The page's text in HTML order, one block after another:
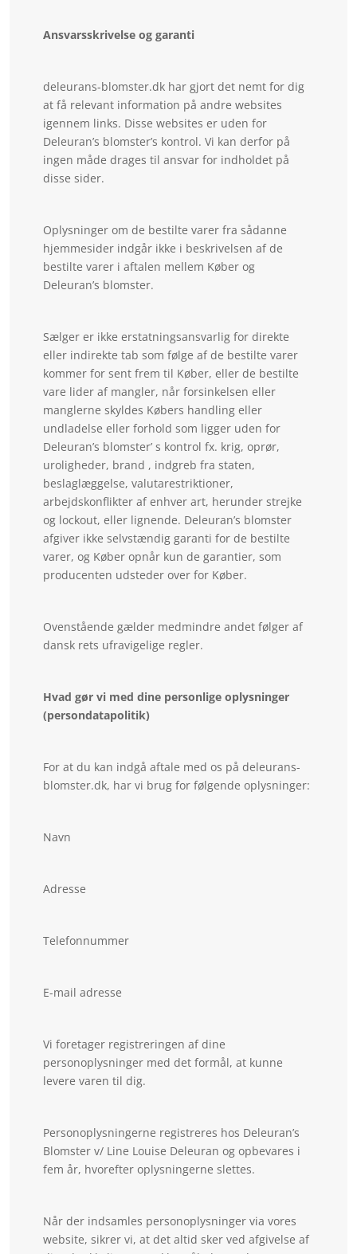
Ansvarsskrivelse og garanti
deleurans-blomster.dk har gjort det nemt for dig
at få relevant information på andre websites
igennem links. Disse websites er uden for
Deleuran’s blomster’s kontrol. Vi kan derfor på
ingen måde drages til ansvar for indholdet på
disse sider.
Oplysninger om de bestilte varer fra sådanne
hjemmesider indgår ikke i beskrivelsen af de
bestilte varer i aftalen mellem Køber og
Deleuran’s blomster.
Sælger er ikke erstatningsansvarlig for direkte
eller indirekte tab som følge af de bestilte varer
kommer for sent frem til Køber, eller de bestilte
vare lider af mangler, når forsinkelsen eller
manglerne skyldes Købers handling eller
undladelse eller forhold som ligger uden for
Deleuran’s blomster’ s kontrol fx. krig, oprør,
uroligheder, brand , indgreb fra staten,
beslaglæggelse, valutarestriktioner,
arbejdskonflikter af enhver art, herunder strejke
og lockout, eller lignende. Deleuran’s blomster
afgiver ikke selvstændig garanti for de bestilte
varer, og Køber opnår kun de garantier, som
producenten udsteder over for Køber.
Ovenstående gælder medmindre andet følger af
dansk rets ufravigelige regler.
Hvad gør vi med dine personlige oplysninger
(persondatapolitik)
For at du kan indgå aftale med os på deleurans-
blomster.dk, har vi brug for følgende oplysninger:
Navn
Adresse
Telefonnummer
E-mail adresse
Vi foretager registreringen af dine
personoplysninger med det formål, at kunne
levere varen til dig.
Personoplysningerne registreres hos Deleuran’s
Blomster v/ Line Louise Deleuran og opbevares i
fem år, hvorefter oplysningerne slettes.
Når der indsamles personoplysninger via vores
website, sikrer vi, at det altid sker ved afgivelse af